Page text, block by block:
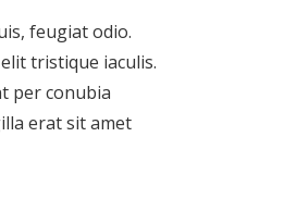
feugiat odio.
tristique iaculis.
per conubia
erat sit amet